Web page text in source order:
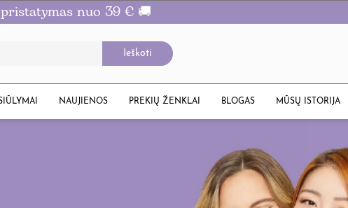
nuo 39 € 🚚
NAUJIENOS PREKIŲ ŽENKLAI BLOGAS MŪSŲ ISTORIJA